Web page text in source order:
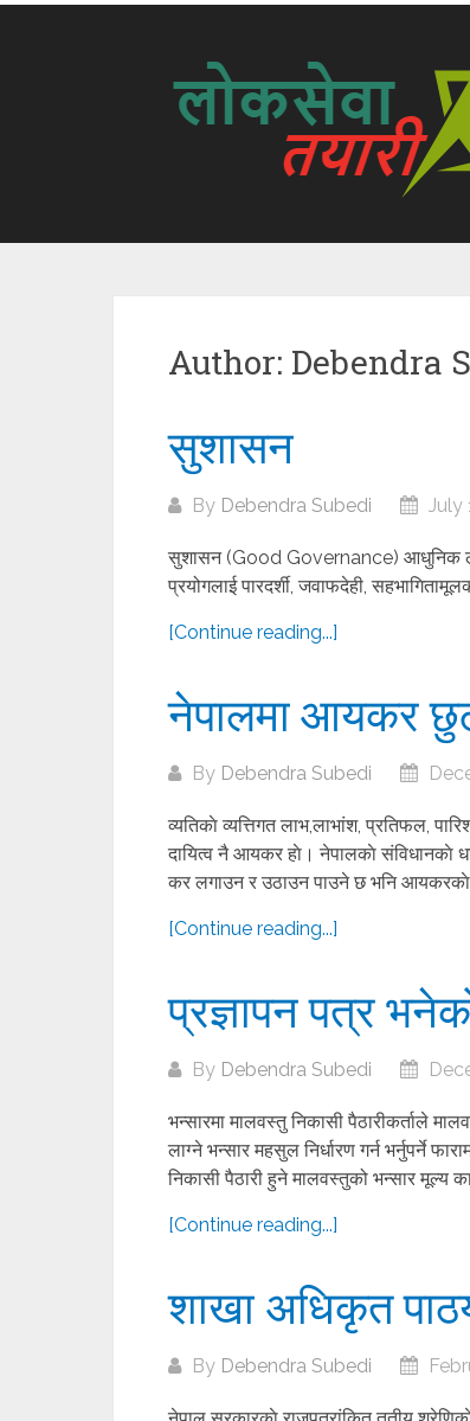
Author: Debendra
सुशासन
By Debendra Subedi July
सुशासन (Good Governance) आधुनिक
प्रयोगलाई पारदर्शी, जवाफदेही,
[Continue reading...]
नेपालमा आयकर
By Debendra Subedi
व्यतिकाे व्यत्तिगत लाभ,लाभांश, प्रतिफल,
दायित्व नै आयकर हाे। नेपालकाे संविधानकाे
कर लगाउन र उठाउन पाउने छ भनि
[Continue reading...]
प्रज्ञापन पत्र
By Debendra Subedi
भन्सारमा मालवस्तु निकासी पैठारीकर्ताले
लाग्ने भन्सार महसुल निर्धारण गर्न भर्नुपर्ने
निकासी पैठारी हुने मालवस्तुको भन्सार मूल्य
[Continue reading...]
शाखा अधिकृत
By Debendra Subedi